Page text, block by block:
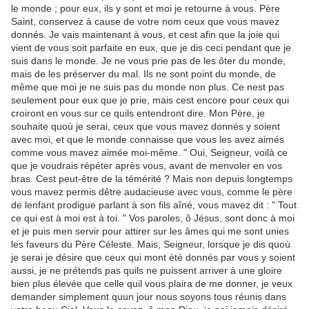
le monde ; pour eux, ils y sont et moi je retourne à vous. Père
Saint, conservez à cause de votre nom ceux que vous mavez
donnés. Je vais maintenant à vous, et cest afin que la joie qui
vient de vous soit parfaite en eux, que je dis ceci pendant que je
suis dans le monde. Je ne vous prie pas de les ôter du monde,
mais de les préserver du mal. Ils ne sont point du monde, de
même que moi je ne suis pas du monde non plus. Ce nest pas
seulement pour eux que je prie, mais cest encore pour ceux qui
croiront en vous sur ce quils entendront dire. Mon Père, je
souhaite quoù je serai, ceux que vous mavez donnés y soient
avec moi, et que le monde connaisse que vous les avez aimés
comme vous mavez aimée moi-même. " Oui, Seigneur, voilà ce
que je voudrais répéter après vous, avant de menvoler en vos
bras. Cest peut-être de la témérité ? Mais non depuis longtemps
vous mavez permis dêtre audacieuse avec vous, comme le père
de lenfant prodigue parlant à son fils aîné, vous mavez dit : " Tout
ce qui est à moi est à toi. " Vos paroles, ô Jésus, sont donc à moi
et je puis men servir pour attirer sur les âmes qui me sont unies
les faveurs du Père Céleste. Mais, Seigneur, lorsque je dis quoù
je serai je désire que ceux qui mont été donnés par vous y soient
aussi, je ne prétends pas quils ne puissent arriver à une gloire
bien plus élevée que celle quil vous plaira de me donner, je veux
demander simplement quun jour nous soyons tous réunis dans